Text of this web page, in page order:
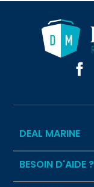
DEAL MARINE
BESOIN D'AIDE ?